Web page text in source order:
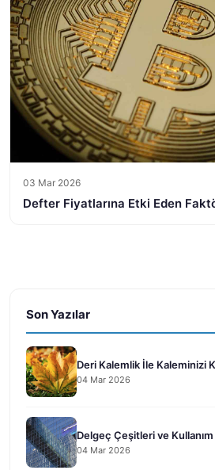
03 Mar 2026
Defter Fiyatlarına Etki Eden
Son Yazılar
Deri Kalemlik İle Kaleminizi
04 Mar 2026
Delgeç Çeşitleri ve Kullanım
04 Mar 2026